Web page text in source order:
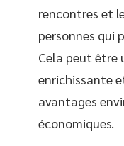
rencontres et
personnes qui
Cela peut être
enrichissante
avantages
économiques.